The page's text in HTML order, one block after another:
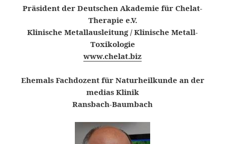
Präsident der Deutschen Akademie für Chelat-
Therapie e.V.
Klinische Metallausleitung / Klinische Metall-
Toxikologie
www.chelat.biz
Ehemals Fachdozent für Naturheilkunde an der
medias Klinik
Ransbach-Baumbach